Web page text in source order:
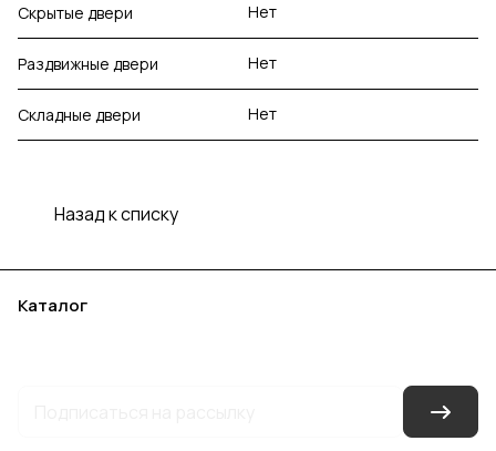
Скрытые двери Нет
Раздвижные двери Нет
Складные двери Нет
Назад к списку
Каталог